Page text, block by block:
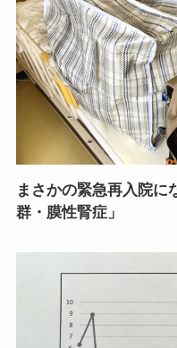
まさかの緊急再入院に
群・膜性腎症」